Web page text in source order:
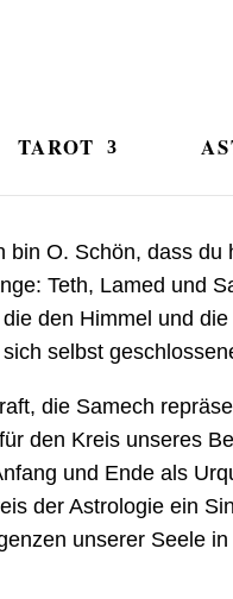
TAROT
bin O. Schön, dass
Teth, Lamed und
den Himmel und
selbst
die Samech
den Kreis unseres
und Ende als
der Astrologie ein
unserer Seele